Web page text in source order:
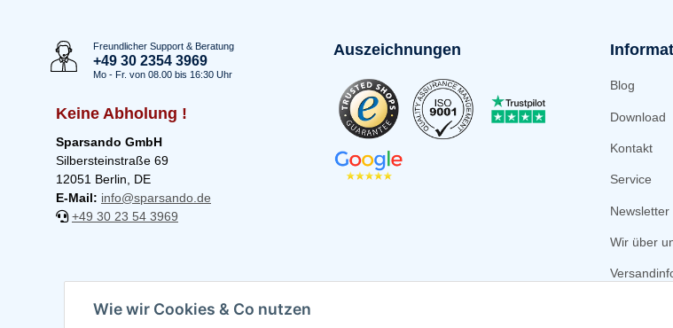
Freundlicher Support & Beratung
+49 30 2354 3969
Mo - Fr. von 08.00 bis 16:30 Uhr
Keine Abholung !
Sparsando GmbH
Silbersteinstraße 69
12051 Berlin, DE
E-Mail: info@sparsando.de
+49 30 23 54 3969
Auszeichnungen
Blog
Download
Kontakt
Service
Newsletter
Wir über
Wie wir Cookies & Co nutzen